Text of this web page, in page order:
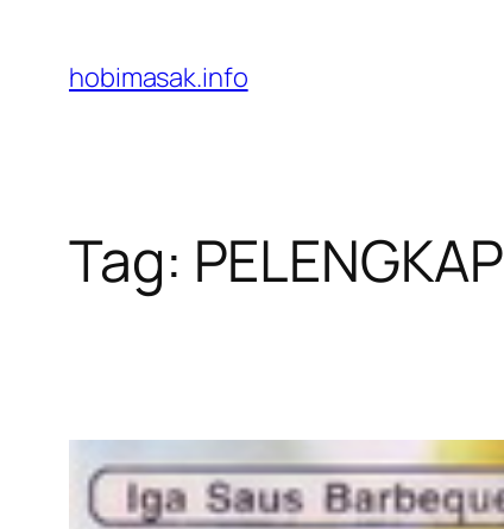
content
hobimasak.info
Tag: PELENGKAP